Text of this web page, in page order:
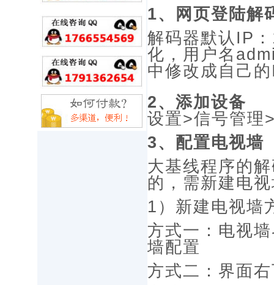
1、网页登陆解
解码器默认IP
化，用户名
中修改成自己
2、添加设备
设置>信号管理
3、配置电视墙
大基线程序的
的，需新建电
1）新建电视墙
方式一：电视
墙配置
方式二：界面